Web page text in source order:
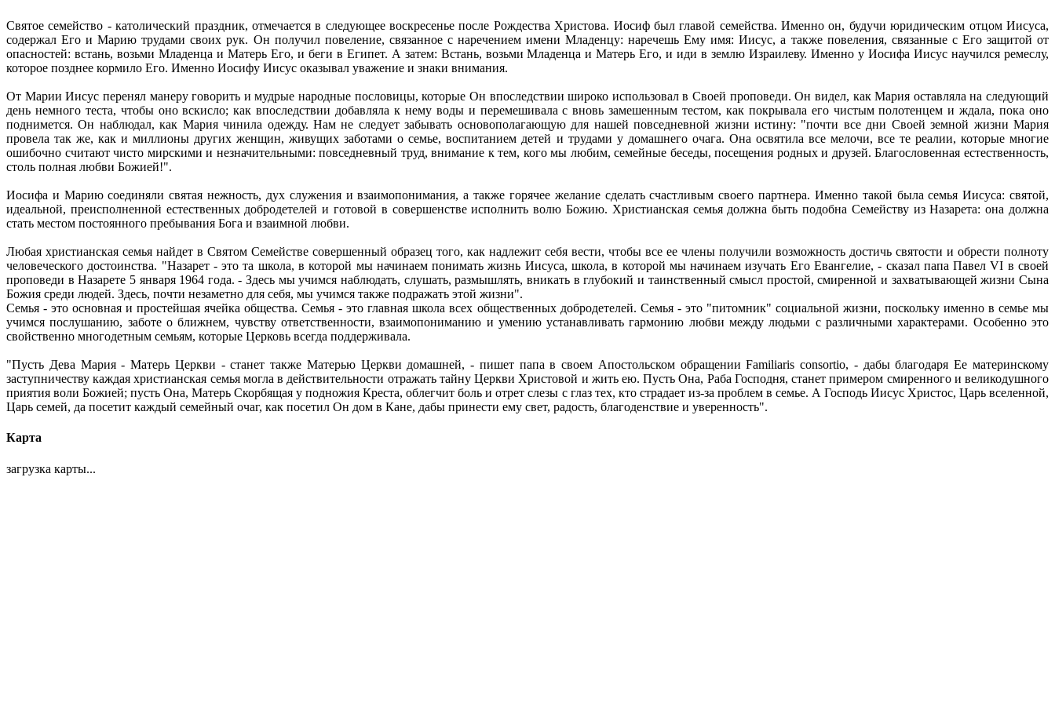
Святое семейство - католический праздник, отмечается в следующее воскресенье после Рождества Христова. Иосиф был главой семейства. Именно он, будучи юридическим отцом Иисуса,
содержал Его и Марию трудами своих рук. Он получил повеление, связанное с наречением имени Младенцу: наречешь Ему имя: Иисус, а также повеления, связанные с Его защитой от
опасностей: встань, возьми Младенца и Матерь Его, и беги в Египет. А затем: Встань, возьми Младенца и Матерь Его, и иди в землю Израилеву. Именно у Иосифа Иисус научился ремеслу,
которое позднее кормило Его. Именно Иосифу Иисус оказывал уважение и знаки внимания.
От Марии Иисус перенял манеру говорить и мудрые народные пословицы, которые Он впоследствии широко использовал в Своей проповеди. Он видел, как Мария оставляла на следующий
день немного теста, чтобы оно вскисло; как впоследствии добавляла к нему воды и перемешивала с вновь замешенным тестом, как покрывала его чистым полотенцем и ждала, пока оно
поднимется. Он наблюдал, как Мария чинила одежду. Нам не следует забывать основополагающую для нашей повседневной жизни истину: "почти все дни Своей земной жизни Мария
провела так же, как и миллионы других женщин, живущих заботами о семье, воспитанием детей и трудами у домашнего очага. Она освятила все мелочи, все те реалии, которые многие
ошибочно считают чисто мирскими и незначительными: повседневный труд, внимание к тем, кого мы любим, семейные беседы, посещения родных и друзей. Благословенная естественность,
столь полная любви Божией!".
Иосифа и Марию соединяли святая нежность, дух служения и взаимопонимания, а также горячее желание сделать счастливым своего партнера. Именно такой была семья Иисуса: святой,
идеальной, преисполненной естественных добродетелей и готовой в совершенстве исполнить волю Божию. Христианская семья должна быть подобна Семейству из Назарета: она должна
стать местом постоянного пребывания Бога и взаимной любви.
Любая христианская семья найдет в Святом Семействе совершенный образец того, как надлежит себя вести, чтобы все ее члены получили возможность достичь святости и обрести полноту
человеческого достоинства. "Назарет - это та школа, в которой мы начинаем понимать жизнь Иисуса, школа, в которой мы начинаем изучать Его Евангелие, - сказал папа Павел VI в своей
проповеди в Назарете 5 января 1964 года. - Здесь мы учимся наблюдать, слушать, размышлять, вникать в глубокий и таинственный смысл простой, смиренной и захватывающей жизни Сына
Божия среди людей. Здесь, почти незаметно для себя, мы учимся также подражать этой жизни".
Семья - это основная и простейшая ячейка общества. Семья - это главная школа всех общественных добродетелей. Семья - это "питомник" социальной жизни, поскольку именно в семье мы
учимся послушанию, заботе о ближнем, чувству ответственности, взаимопониманию и умению устанавливать гармонию любви между людьми с различными характерами. Особенно это
свойственно многодетным семьям, которые Церковь всегда поддерживала.
"Пусть Дева Мария - Матерь Церкви - станет также Матерью Церкви домашней, - пишет папа в своем Апостольском обращении Familiaris consortio, - дабы благодаря Ее материнскому
заступничеству каждая христианская семья могла в действительности отражать тайну Церкви Христовой и жить ею. Пусть Она, Раба Господня, станет примером смиренного и великодушного
приятия воли Божией; пусть Она, Матерь Скорбящая у подножия Креста, облегчит боль и отрет слезы с глаз тех, кто страдает из-за проблем в семье. А Господь Иисус Христос, Царь вселенной,
Царь семей, да посетит каждый семейный очаг, как посетил Он дом в Кане, дабы принести ему свет, радость, благоденствие и уверенность".
Карта
загрузка карты...